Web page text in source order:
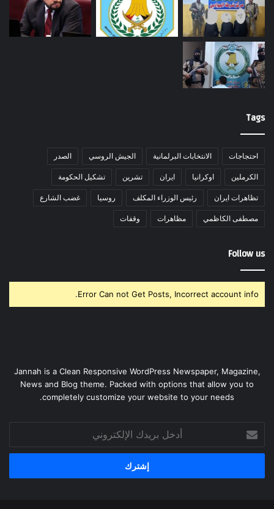
Tags
احتجاجات الانتخابات البرلمانية الجيش الروسي الصدر
الكرملين اوكرانيا ايران تشرين تشكيل الحكومة
تظاهرات ايران رئيس الوزراء المكلف روسيا غضب الشارع
مصطفى الكاظمي مظاهرات وقفات
Follow us
Error Can not Get Posts, Incorrect account info.
Jannah is a Clean Responsive WordPress Newspaper, Magazine,
News and Blog theme. Packed with options that allow you to
completely customize your website to your needs.
بريدك
الإلكتروني